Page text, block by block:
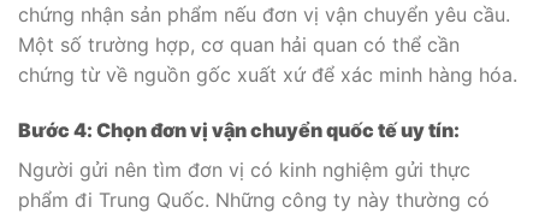
chứng nhận sản phẩm nếu đơn vị vận chuyển yêu cầu.
Một số trường hợp, cơ quan hải quan có thể cần
chứng từ về nguồn gốc xuất xứ để xác minh hàng hóa.
Bước 4: Chọn đơn vị vận chuyển quốc tế uy tín:
Người gửi nên tìm đơn vị có kinh nghiệm gửi thực
phẩm đi Trung Quốc. Những công ty này thường có